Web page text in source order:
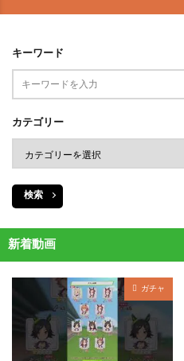
キーワード
カテゴリー
検索
新着動画
ガチャ